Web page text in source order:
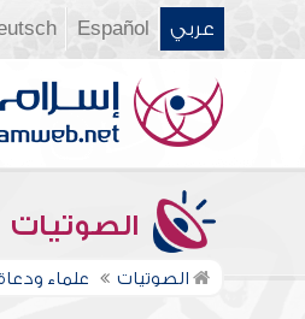
عربي Español
الصوتيات
الصوتيات علماء